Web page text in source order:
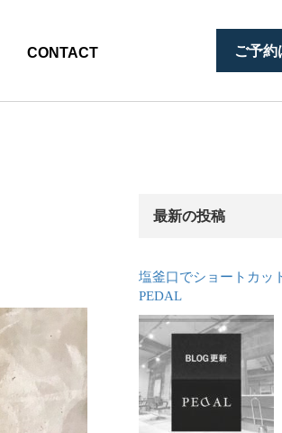
CONTACT ご予約
最新の投稿
塩釜口でショートカッ
PEDAL